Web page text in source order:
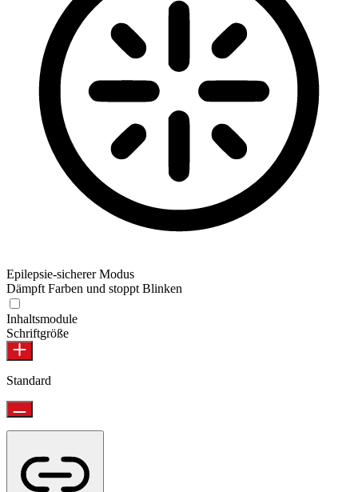
Epilepsie-sicherer Modus
Dämpft Farben und stoppt Blinken
Inhaltsmodule
Schriftgröße
Standard